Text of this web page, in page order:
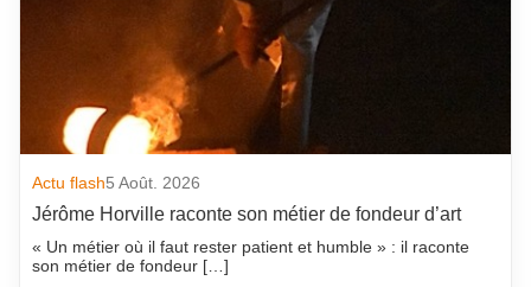
Actu flash5 Août. 2026
Jérôme Horville raconte son métier de fondeur d’art
« Un métier où il faut rester patient et humble » : il raconte
son métier de fondeur […]